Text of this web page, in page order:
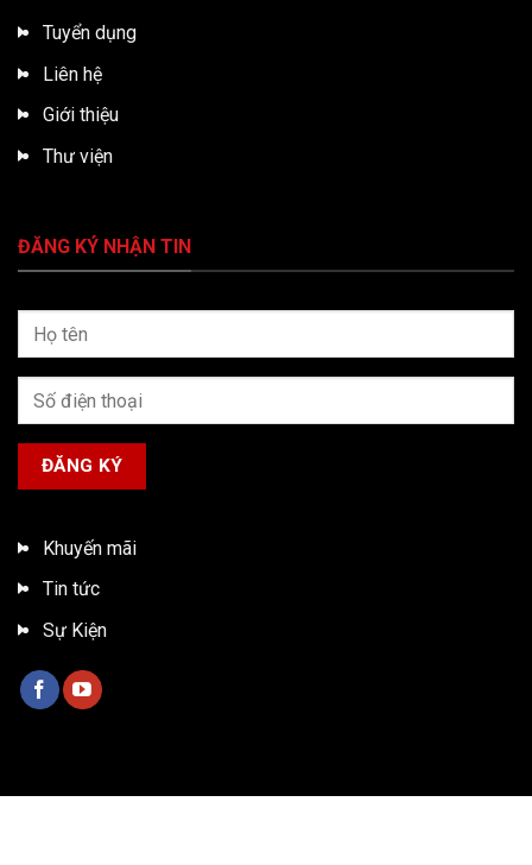
Tuyển dụng
Liên hệ
Giới thiệu
Thư viện
ĐĂNG KÝ NHẬN TIN
Khuyến mãi
Tin tức
Sự Kiện